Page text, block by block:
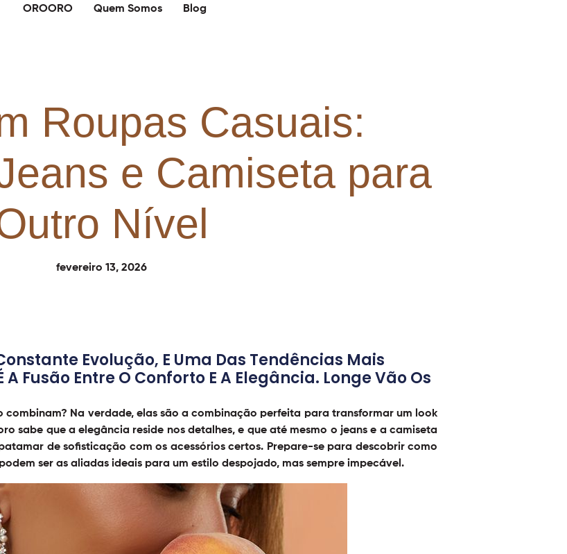
OROORO Quem Somos Blog
Roupas Casuais:
e Camiseta para
Nível
fevereiro 13, 2026
Evolução, E Uma Das Tendências Mais
Fusão Entre O Conforto E A Elegância. Longe Vão Os
combinam? Na verdade, elas são a combinação perfeita para transformar um look
sabe que a elegância reside nos detalhes, e que até mesmo o jeans e a camiseta
de sofisticação com os acessórios certos. Prepare-se para descobrir como
ser as aliadas ideais para um estilo despojado, mas sempre impecável.